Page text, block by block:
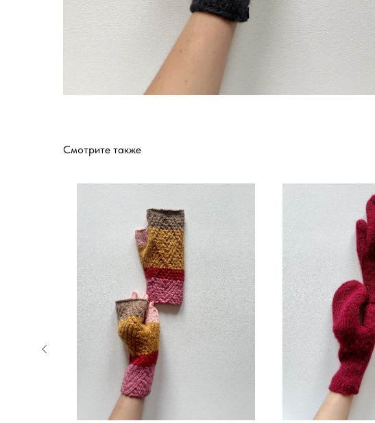
Смотрите также